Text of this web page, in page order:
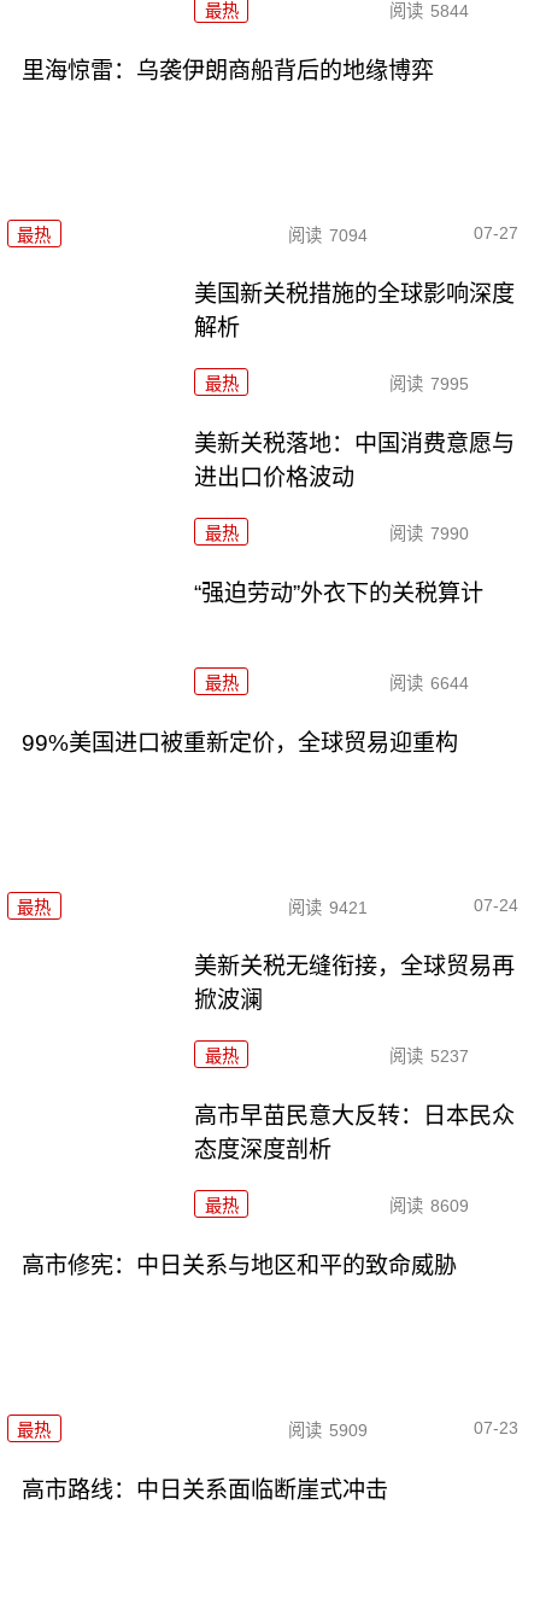
最热 阅读 5844
里海惊雷：乌袭伊朗商船背后的地缘博弈
最热 阅读 7094 07-27
美国新关税措施的全球影响深度
解析
最热 阅读 7995
美新关税落地：中国消费意愿与
进出口价格波动
最热 阅读 7990
“强迫劳动”外衣下的关税算计
最热 阅读 6644
99%美国进口被重新定价，全球贸易迎重构
最热 阅读 9421 07-24
美新关税无缝衔接，全球贸易再
掀波澜
最热 阅读 5237
高市早苗民意大反转：日本民众
态度深度剖析
最热 阅读 8609
高市修宪：中日关系与地区和平的致命威胁
最热 阅读 5909 07-23
高市路线：中日关系面临断崖式冲击